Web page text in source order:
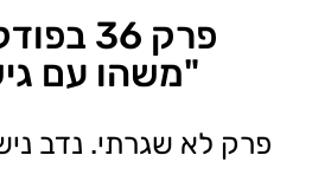
פרק 36
"משהו עם
פרק לא שגרתי. נדב